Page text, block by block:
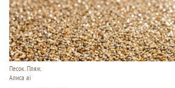
Песок. Пляж.
Алиса ai